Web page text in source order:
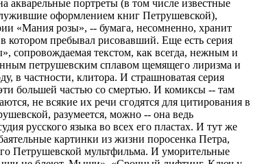
акварельные портреты (в том числе известные
оформлением книг Петрушевской),
«Мания розы», -- бумага, несомненно, хранит
в котором пребывал рисовавший. Еще есть серия
сопровождаемая текстом, как всегда, нежным и
петрушевским сплавом щемящего лиризма и
в частности, клитора. И страшноватая серия
большей частью со смертью. И комиксы -- там
не всякие их речи сгодятся для цитирования в
разумеется, можно -- она ведь
русского языка во всех его пластах. И тут же
картинки из жизни поросенка Петра,
Петрушевской мультфильма. И уморительные